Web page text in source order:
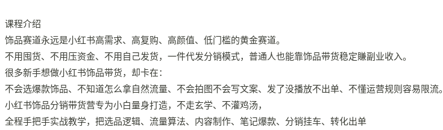
课程介绍
饰品赛道永远是小红书高需求、高复购、高颜值、低门槛的黄金赛道。
不用囤货、不用压资金、不用自己发货，一件代发分销模式，普通人也能靠饰品带货稳定賺副业收入。
很多新手想做小红书饰品带货，却卡在：
不会选爆款饰品、不知道怎么拿自然流量、不会拍图不会写文案、发了没播放不出单、不懂运营规则容易限流。
小红书饰品分销带货营专为小白量身打造，不走玄学、不灌鸡汤，
全程手把手实战教学，把选品逻辑、流量算法、内容制作、笔记爆款、分销挂车、转化出单